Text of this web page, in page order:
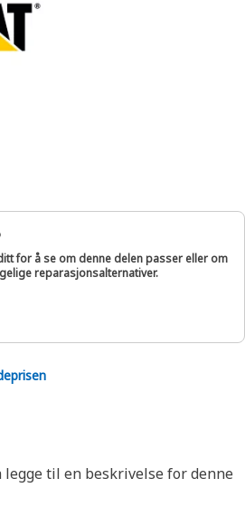
for å se om denne delen passer eller om
reparasjonsalternativer.
til en beskrivelse for denne